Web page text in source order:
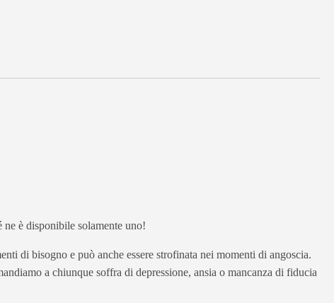
è disponibile solamente uno!
di bisogno e può anche essere strofinata nei momenti di angoscia.
a chiunque soffra di depressione, ansia o mancanza di fiducia